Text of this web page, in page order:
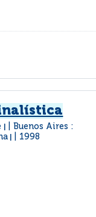
Buenos Aires :
1998